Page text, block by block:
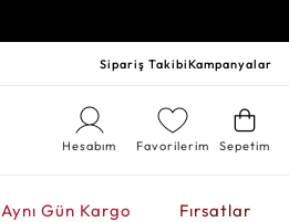
Sipariş TakibiKampanyalar
Sepetim
Favorilerim
Hesabım
Aynı Gün Kargo Fırsatlar